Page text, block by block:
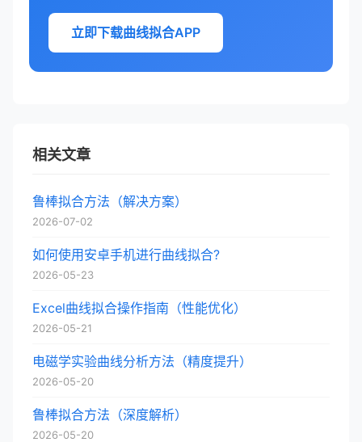
立即下载曲线拟合APP
相关文章
鲁棒拟合方法（解决方案）
2026-07-02
如何使用安卓手机进行曲线拟合?
2026-05-23
Excel曲线拟合操作指南（性能优化）
2026-05-21
电磁学实验曲线分析方法（精度提升）
2026-05-20
鲁棒拟合方法（深度解析）
2026-05-20